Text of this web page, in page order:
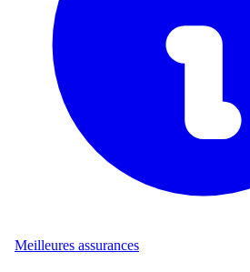
Meilleures assurances